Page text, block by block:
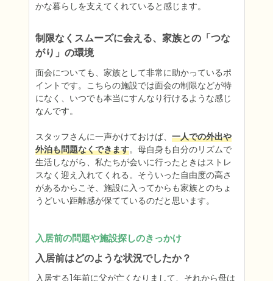
かな暮らしを支えてくれていると感じます。
制限なくスムーズに会える、家族との「つな
がり」の環境
面会についても、家族として非常に助かっているポ
イントです。こちらの施設では面会の制限などが特
になく、いつでも本当にすんなり行けるような感じ
なんです。
スタッフさんに一声かけておけば、 一人での外出や
外泊も問題なくできます。母自身も自分のリズムで
生活しながら、私たちが会いに行ったときはストレ
スなく迎え入れてくれる。そういった自由度の高さ
があるからこそ、施設に入ってからも家族とのちょ
うどいい距離感が保てているのだと思います。
入居前の問題や施設探しのきっかけ
入居前はどのような状況でしたか？
入居する1年前に父が亡くなりまして、それから母は